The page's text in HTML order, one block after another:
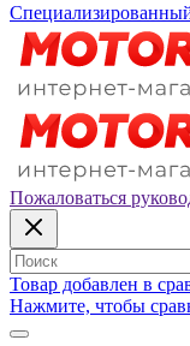
Пожаловаться
Товар добавлен в
Нажмите, чтобы